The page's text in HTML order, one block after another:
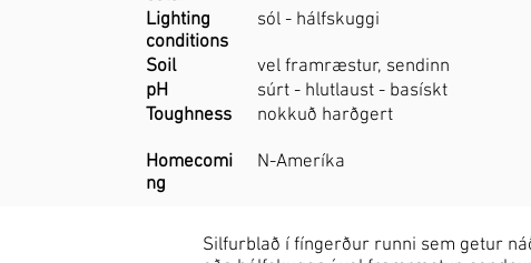
Lighting
conditions
sól - hálfskuggi
Soil
vel framræstur, sendinn
pH
súrt - hlutlaust - basískt
Toughness
nokkuð harðgert
Homecomi
ng
N-Ameríka
Silfurblað í fíngerður runni sem getur